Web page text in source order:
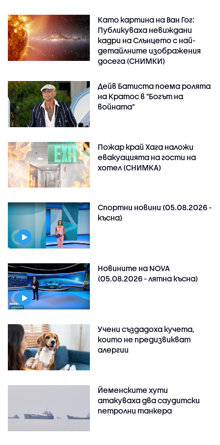
Като картина на Ван Гог:
Публикуваха невиждани
кадри на Слънцето с най-
детайлните изображения
досега (СНИМКИ)
Дейв Батиста поема ролята
на Кратос в "Богът на
войната"
Пожар край Хага наложи
евакуацията на гости на
хотел (СНИМКА)
Спортни новини (05.08.2026 -
късна)
Новините на NOVA
(05.08.2026 - лятна късна)
Учени създадоха кучета,
които не предизвикват
алергии
Йеменските хути
атакуваха два саудитски
петролни танкера